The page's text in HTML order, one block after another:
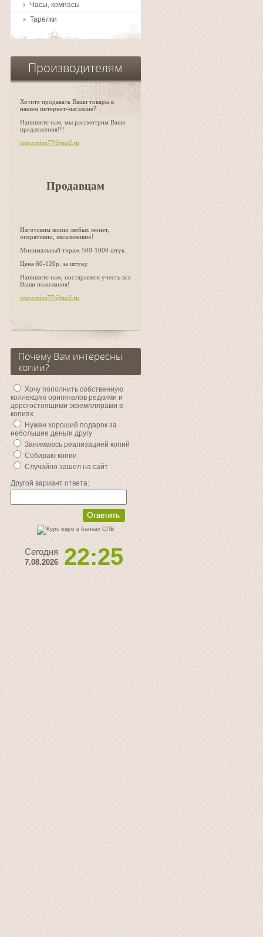
Часы, компасы
Тарелки
Производителям
Хотите продавать Ваши товары в
нашем интернет-магазине?
Напишите нам, мы рассмотрим Ваши
предложения!!!
copycoins77@mail.ru
Продавцам
Изготовим копии любых монет,
оперативно, эксклюзивно!
Минимальный тираж 500-1000 штук.
Цена 60-120р. за штуку.
Напишите нам, постараемся учесть все
Ваши пожелания!
copycoins77@mail.ru
Почему Вам интересны
копии?
Хочу пополнить собственную
коллекцию оригиналов редкими и
дорогостоящими экземплярами в
копиях
Нужен хороший подарок за
небольшие деньги другу
Занимаюсь реализацией копий
Собираю копии
Случайно зашел на сайт
Другой вариант ответа:
Сегодня
7.08.2026 22:25